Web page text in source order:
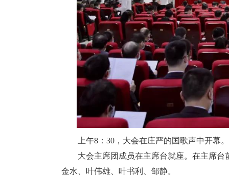
上午8：30，大会在庄严的国歌声中开幕。
大会主席团成员在主席台就座。在主席台
金水、叶伟雄、叶书利、邹静。